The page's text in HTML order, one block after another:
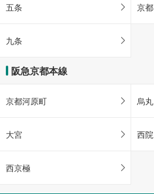
五条 京都
九条
阪急京都本線
京都河原町 烏丸
大宮 西院
西京極